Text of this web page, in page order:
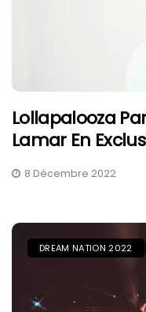
Lollapalooza
Lamar En
8 Décembre 2022
DREAM NATION 2022